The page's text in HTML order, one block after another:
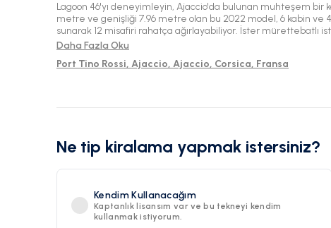
Lagoon 46'yı deneyimleyin, Ajaccio'da bulunan muhteşem bir
metre ve genişliği 7.96 metre olan bu 2022 model, 6 kabin ve
sunarak 12 misafiri rahatça ağırlayabiliyor. İster mürettebatlı
seçin, su üzerinde lüks ve maceranın mükemmel karışımının
Daha Fazla Oku
Port Tino Rossi, Ajaccio, Ajaccio, Corsica, Fransa
Ne tip kiralama yapmak istersiniz?
Kendim Kullanacağım
Kaptanlık lisansım var ve bu tekneyi kendim
kullanmak istiyorum.